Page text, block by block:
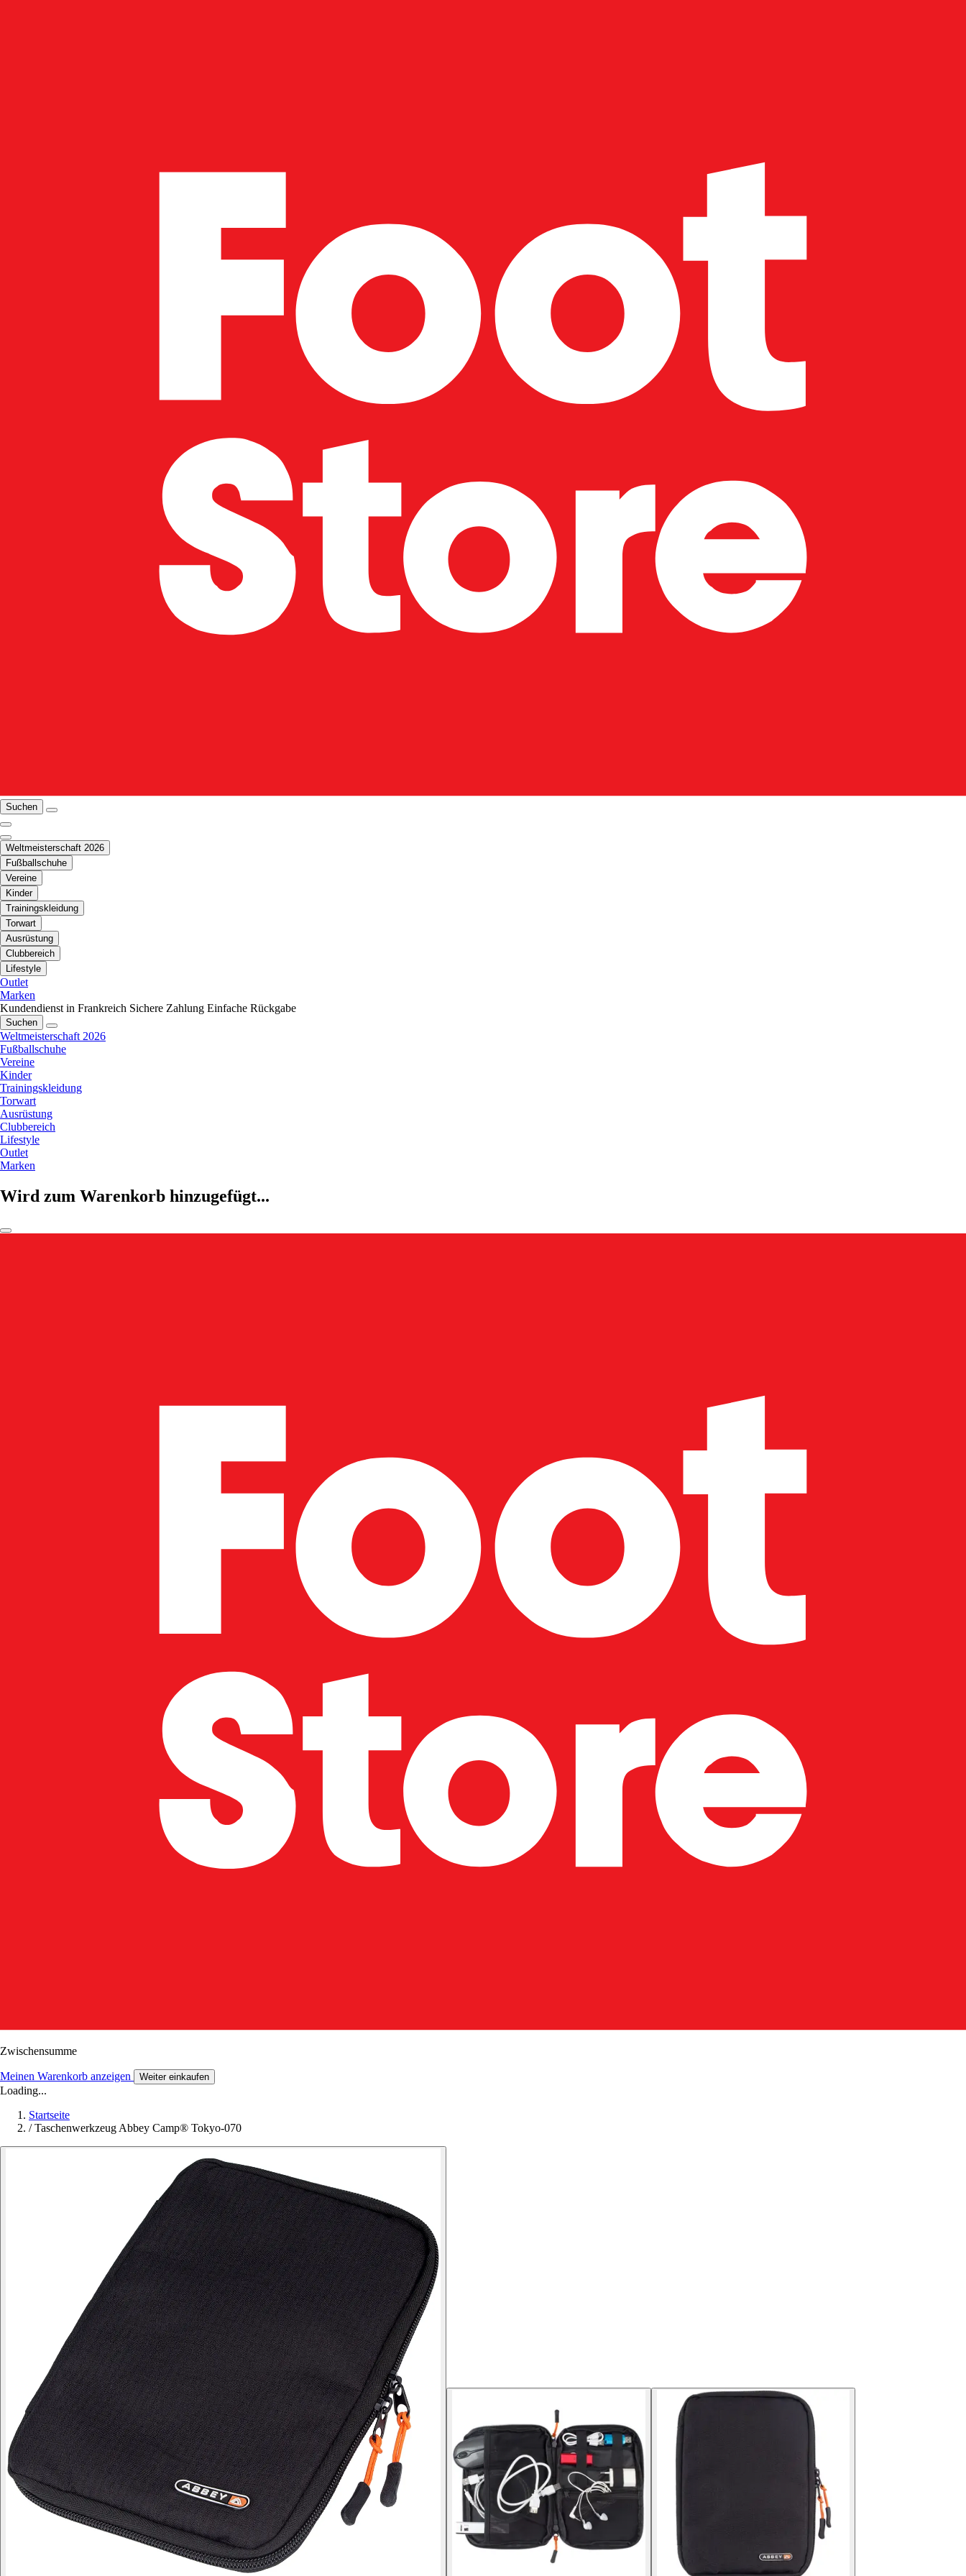
Suchen
Weltmeisterschaft 2026
Fußballschuhe
Vereine
Kinder
Trainingskleidung
Torwart
Ausrüstung
Clubbereich
Lifestyle
Outlet
Marken
Kundendienst in Frankreich Sichere Zahlung Einfache Rückgabe
Suchen
Weltmeisterschaft 2026
Fußballschuhe
Vereine
Kinder
Trainingskleidung
Torwart
Ausrüstung
Clubbereich
Lifestyle
Outlet
Marken
Wird zum Warenkorb hinzugefügt...
Zwischensumme
Meinen Warenkorb anzeigen Weiter einkaufen
Loading...
Startseite
/ Taschenwerkzeug Abbey Camp® Tokyo-070